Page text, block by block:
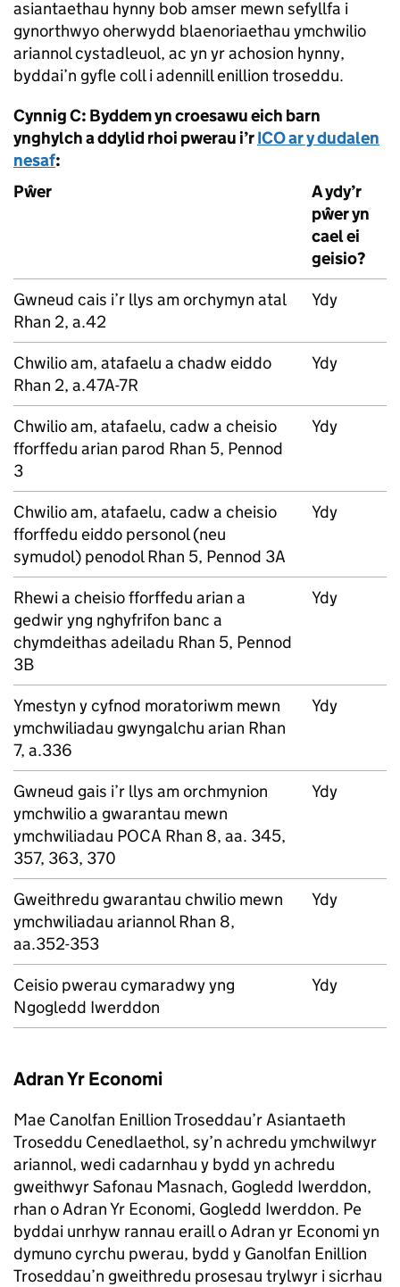
asiantaethau hynny bob amser mewn sefyllfa i
gynorthwyo oherwydd blaenoriaethau ymchwilio
ariannol cystadleuol, ac yn yr achosion hynny,
byddai’n gyfle coll i adennill enillion troseddu.
Cynnig C: Byddem yn croesawu eich barn
ynghylch a ddylid rhoi pwerau i’rICO ar y dudalen
nesaf:
Pŵer
A ydy’r
pŵer yn
cael ei
geisio?
Gwneud cais i’r llys am orchymyn atal
Rhan 2, a.42
Ydy
Chwilio am, atafaelu a chadw eiddo
Rhan 2, a.47A-7R
Ydy
Chwilio am, atafaelu, cadw a cheisio
fforffedu arian parod Rhan 5, Pennod
3
Ydy
Chwilio am, atafaelu, cadw a cheisio
fforffedu eiddo personol (neu
symudol) penodol Rhan 5, Pennod 3A
Ydy
Rhewi a cheisio fforffedu arian a
gedwir yng nghyfrifon banc a
chymdeithas adeiladu Rhan 5, Pennod
3B
Ydy
Ymestyn y cyfnod moratoriwm mewn
ymchwiliadau gwyngalchu arian Rhan
7, a.336
Ydy
Gwneud gais i’r llys am orchmynion
ymchwilio a gwarantau mewn
ymchwiliadau POCA Rhan 8, aa. 345,
357, 363, 370
Ydy
Gweithredu gwarantau chwilio mewn
ymchwiliadau ariannol Rhan 8,
aa.352-353
Ydy
Ceisio pwerau cymaradwy yng
Ngogledd Iwerddon
Ydy
Adran Yr Economi
Mae Canolfan Enillion Troseddau’r Asiantaeth
Troseddu Cenedlaethol, sy’n achredu ymchwilwyr
ariannol, wedi cadarnhau y bydd yn achredu
gweithwyr Safonau Masnach, Gogledd Iwerddon,
rhan o Adran Yr Economi, Gogledd Iwerddon. Pe
byddai unrhyw rannau eraill o Adran yr Economi yn
dymuno cyrchu pwerau, bydd y Ganolfan Enillion
Troseddau’n gweithredu prosesau trylwyr i sicrhau